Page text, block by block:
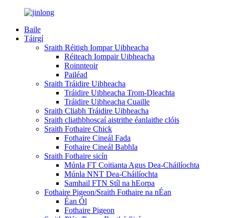
Baile
Táirgí
Sraith Réitigh Iompar Uibheacha
Réiteach Iompair Uibheacha
Roinnteoir
Pailéad
Sraith Tráidire Uibheacha
Tráidire Uibheacha Trom-Dleachta
Tráidire Uibheacha Cuaille
Sraith Cliabh Tráidire Uibheacha
Sraith cliathbhoscaí aistrithe éanlaithe clóis
Sraith Fothaire Chick
Fothaire Cineál Fada
Fothaire Cineál Babhla
Sraith Fothaire sicín
Múnla FT Coitianta Agus Dea-Cháilíochta
Múnla NNT Dea-Cháilíochta
Samhail FTN Stíl na hEorpa
Fothaire Pigeon/Sraith Fothaire na nÉan
Éan Ól
Fothaire Pigeon